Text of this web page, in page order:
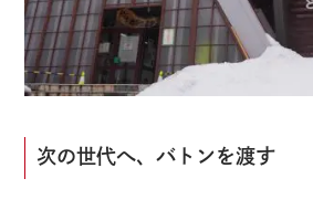
次の世代へ、バトンを渡す